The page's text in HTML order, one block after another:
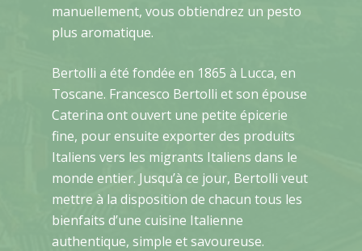
manuellement, vous obtiendrez un pesto
plus aromatique.
Bertolli a été fondée en 1865 à Lucca, en
Toscane. Francesco Bertolli et son épouse
Caterina ont ouvert une petite épicerie
fine, pour ensuite exporter des produits
Italiens vers les migrants Italiens dans le
monde entier. Jusqu’à ce jour, Bertolli veut
mettre à la disposition de chacun tous les
bienfaits d’une cuisine Italienne
authentique, simple et savoureuse.